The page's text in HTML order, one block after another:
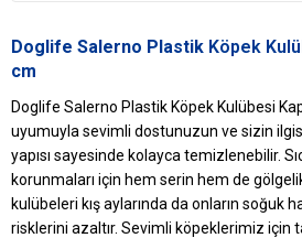
Doglife Salerno Plastik Köpek
cm
Doglife Salerno Plastik Köpek Kulübesi
uyumuyla sevimli dostunuzun ve sizin
yapısı sayesinde kolayca temizlenebilir.
korunmaları için hem serin hem de
kulübeleri kış aylarında da onların soğuk
risklerini azaltır. Sevimli köpeklerimiz için